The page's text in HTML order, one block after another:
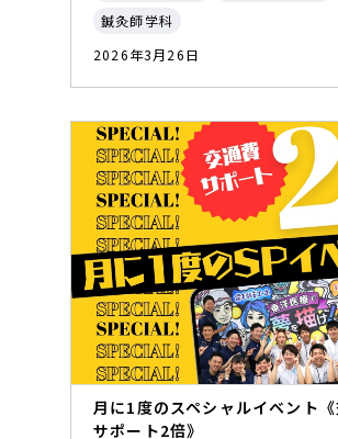
鍼灸師学科
2026年3月26日
月に1度のスペシャルイベント
サポート2倍》